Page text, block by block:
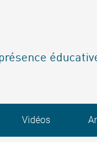
Vidéos